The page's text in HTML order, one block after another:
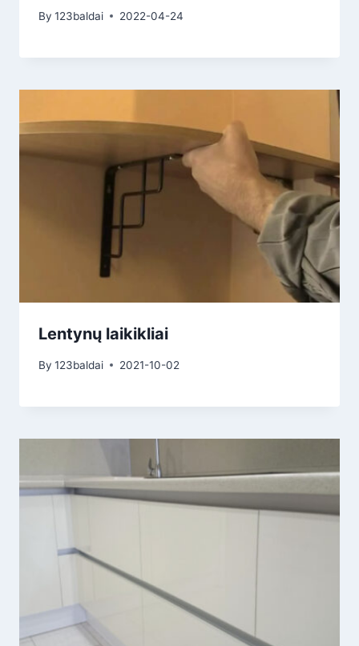
By 123baldai 2022-04-24
Lentynų laikikliai
By 123baldai 2021-10-02